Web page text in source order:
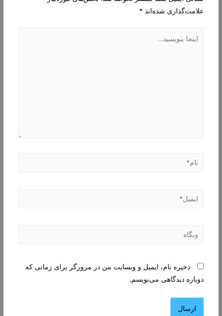
علامت‌گذاری شده‌اند*
نام*
ایمیل*
ذخیره نام، ایمیل و وبسایت من در مرورگر برای زمانی که
دوباره دیدگاهی می‌نویسم.